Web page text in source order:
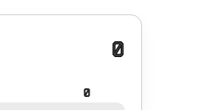
0
0